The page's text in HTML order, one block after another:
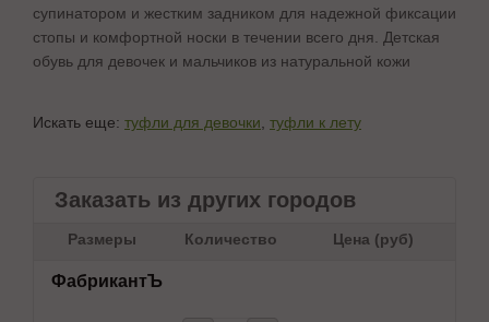
супинатором и жестким задником для надежной фиксации
стопы и комфортной носки в течении всего дня. Детская
обувь для девочек и мальчиков из натуральной кожи
Искать еще: туфли для девочки туфли к лету
Заказать из других городов
Размеры Количество Цена (руб)
ФабрикантЪ